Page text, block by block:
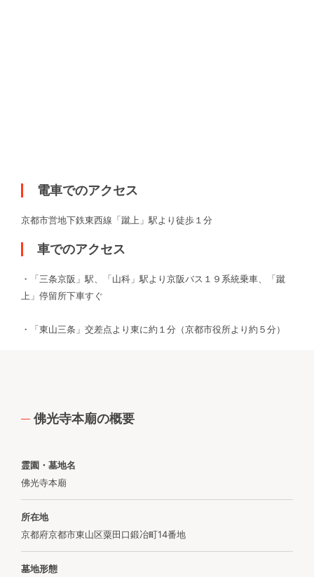
電車でのアクセス
京都市営地下鉄東西線「蹴上」駅より徒歩１分
車でのアクセス
・「三条京阪」駅、「山科」駅より京阪バス１９系統乗車、「蹴
上」停留所下車すぐ
・「東山三条」交差点より東に約１分（京都市役所より約５分）
佛光寺本廟の概要
霊園・墓地名
佛光寺本廟
所在地
京都府京都市東山区粟田口鍛冶町14番地
墓地形態